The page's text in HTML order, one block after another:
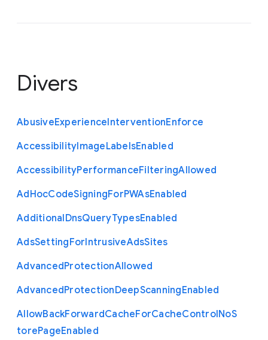
Divers
AbusiveExperienceInterventionEnforce
AccessibilityImageLabelsEnabled
AccessibilityPerformanceFilteringAllowed
AdHocCodeSigningForPWAsEnabled
AdditionalDnsQueryTypesEnabled
AdsSettingForIntrusiveAdsSites
AdvancedProtectionAllowed
AdvancedProtectionDeepScanningEnabled
AllowBackForwardCacheForCacheControlNoS
torePageEnabled